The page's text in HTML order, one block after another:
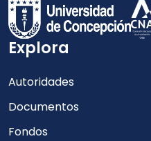
Explora
Autoridades
Documentos
Fondos